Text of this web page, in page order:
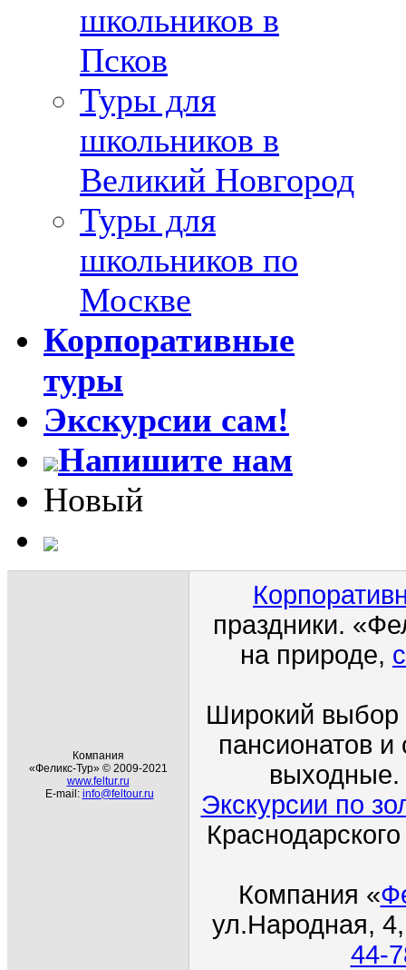
школьников в
Псков
Туры для
школьников в
Великий Новгород
Туры для
школьников по
Москве
Корпоративные
туры
Экскурсии сам!
Напишите нам
Новый
Компания
«Феликс-Тур» © 2009-2021
www.feltur.ru
E-mail: info@feltour.ru
праздники.
на природе,
Широкий выбор
пансионатов
выходные.
Экскурсии по
Компания «
ул.Народная,
44-